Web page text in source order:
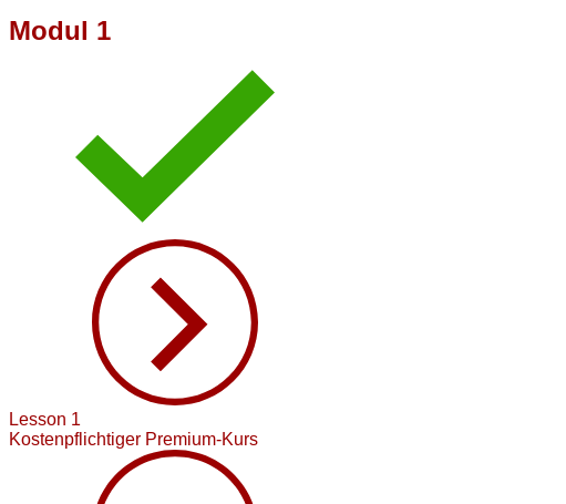
Modul 1
Lesson 1
Kostenpflichtiger Premium-Kurs